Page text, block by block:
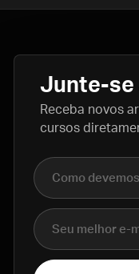
Junte-se
Receba novos
cursos
Nome completo
E-mail